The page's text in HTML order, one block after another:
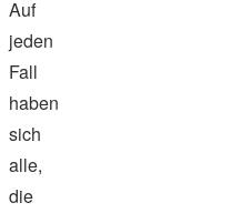
Auf
jeden
Fall
haben
sich
alle,
die